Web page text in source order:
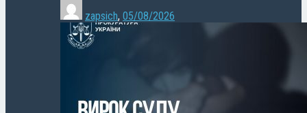
zapsich, 05/08/2026